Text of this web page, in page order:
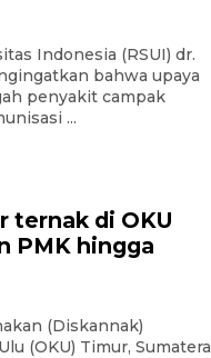
Indonesia (RSUI) dr.
bahwa upaya
penyakit campak
...
ternak di OKU
PMK hingga
(Diskannak)
(OKU) Timur, Sumatera